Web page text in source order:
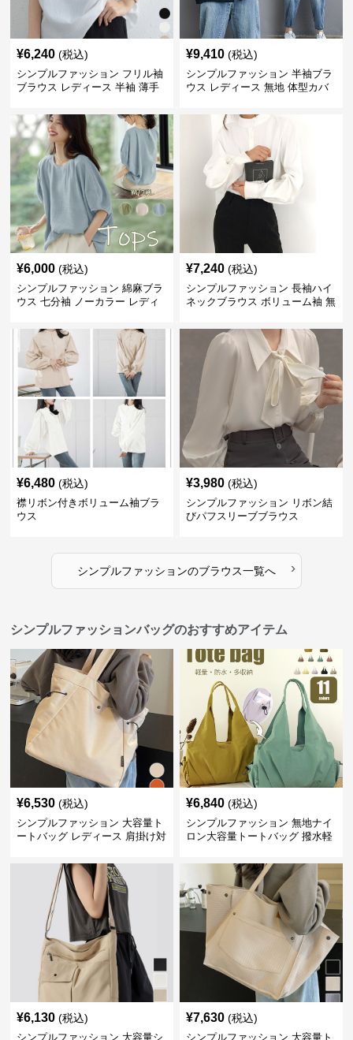
¥6,240 (税込)
シンプルファッション フリル袖
ブラウス レディース 半袖 薄手
¥9,410 (税込)
シンプルファッション 半袖ブラ
ウス レディース 無地 体型カバ
¥6,000 (税込)
シンプルファッション 綿麻ブラ
ウス 七分袖 ノーカラー レディ
¥7,240 (税込)
シンプルファッション 長袖ハイ
ネックブラウス ボリューム袖 無
¥6,480 (税込)
襟リボン付きボリューム袖ブラ
ウス
¥3,980 (税込)
シンプルファッション リボン結
びパフスリーブブラウス
シンプルファッションのブラウス一覧へ ›
シンプルファッションバッグのおすすめアイテム
¥6,530 (税込)
シンプルファッション 大容量ト
ートバッグ レディース 肩掛け対
¥6,840 (税込)
シンプルファッション 無地ナイ
ロン大容量トートバッグ 撥水軽
¥6,130 (税込)
シンプルファッション 大容量シ
¥7,630 (税込)
シンプルファッション 大容量ト